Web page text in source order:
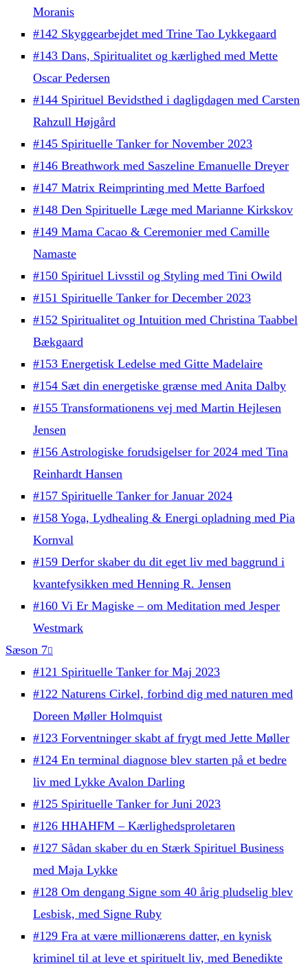
Moranis
#142 Skyggearbejdet med Trine Tao Lykkegaard
#143 Dans, Spiritualitet og kærlighed med Mette
Oscar Pedersen
#144 Spirituel Bevidsthed i dagligdagen med Carsten
Rahzull Højgård
#145 Spirituelle Tanker for November 2023
#146 Breathwork med Saszeline Emanuelle Dreyer
#147 Matrix Reimprinting med Mette Barfoed
#148 Den Spirituelle Læge med Marianne Kirkskov
#149 Mama Cacao & Ceremonier med Camille
Namaste
#150 Spirituel Livsstil og Styling med Tini Owild
#151 Spirituelle Tanker for December 2023
#152 Spiritualitet og Intuition med Christina Taabbel
Bækgaard
#153 Energetisk Ledelse med Gitte Madelaire
#154 Sæt din energetiske grænse med Anita Dalby
#155 Transformationens vej med Martin Hejlesen
Jensen
#156 Astrologiske forudsigelser for 2024 med Tina
Reinhardt Hansen
#157 Spirituelle Tanker for Januar 2024
#158 Yoga, Lydhealing & Energi opladning med Pia
Kornval
#159 Derfor skaber du dit eget liv med baggrund i
kvantefysikken med Henning R. Jensen
#160 Vi Er Magiske – om Meditation med Jesper
Westmark
Sæson 7
#121 Spirituelle Tanker for Maj 2023
#122 Naturens Cirkel, forbind dig med naturen med
Doreen Møller Holmquist
#123 Forventninger skabt af frygt med Jette Møller
#124 En terminal diagnose blev starten på et bedre
liv med Lykke Avalon Darling
#125 Spirituelle Tanker for Juni 2023
#126 HHAHFM – Kærlighedsproletaren
#127 Sådan skaber du en Stærk Spirituel Business
med Maja Lykke
#128 Om dengang Signe som 40 årig pludselig blev
Lesbisk, med Signe Ruby
#129 Fra at være millionærens datter, en kynisk
kriminel til at leve et spirituelt liv, med Benedikte